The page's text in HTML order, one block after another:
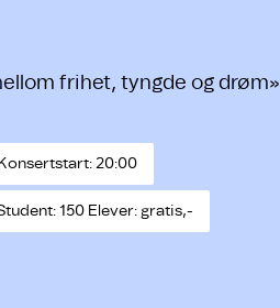
frihet, tyngde og drøm»
Konsertstart: 20:00
150 Elever: gratis,-